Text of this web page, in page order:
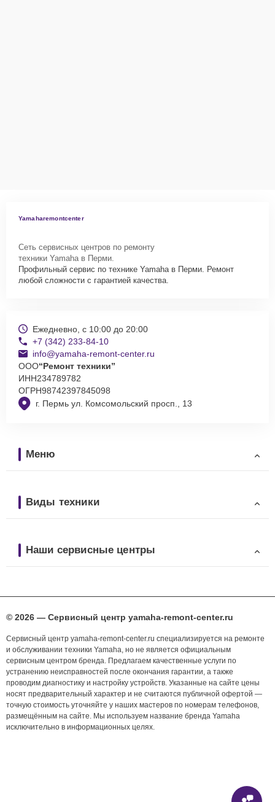
Yamaharemontcenter
Сеть сервисных центров по ремонту
техники Yamaha в Перми.
Профильный сервис по технике Yamaha в Перми. Ремонт
любой сложности с гарантией качества.
г. Пермь ул. Комсомольский просп., 13
Ежедневно, с 10:00 до 20:00
+7 (342) 233-84-10
info@yamaha-remont-center.ru
ООО“Ремонт техники”
ИНН234789782
ОГРН98742397845098
Меню
Виды техники
Наши сервисные центры
© 2026 — Сервисный центр yamaha-remont-center.ru
Сервисный центр yamaha-remont-center.ru специализируется на ремонте
и обслуживании техники Yamaha, но не является официальным
сервисным центром бренда. Предлагаем качественные услуги по
устранению неисправностей после окончания гарантии, а также
проводим диагностику и настройку устройств. Указанные на сайте цены
носят предварительный характер и не считаются публичной офертой —
точную стоимость уточняйте у наших мастеров по номерам телефонов,
размещённым на сайте. Мы используем название бренда Yamaha
исключительно в информационных целях.